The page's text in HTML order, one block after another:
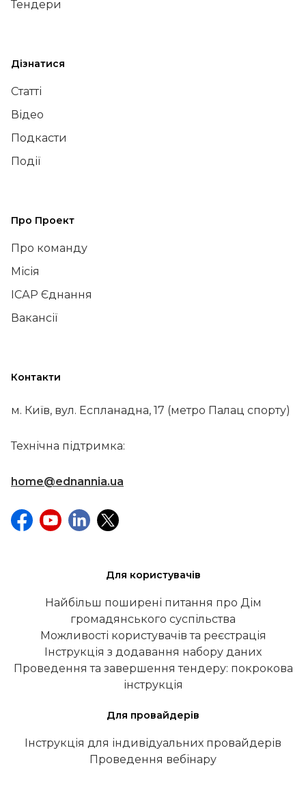
Тендери
Дізнатися
Статті
Відео
Подкасти
Події
Про Проект
Про команду
Місія
ІСАР Єднання
Вакансії
Контакти
м. Київ, вул. Еспланадна, 17 (метро Палац спорту)
Технічна підтримка:
home@ednannia.ua
Для користувачів
Найбільш поширені питання про Дім
громадянського суспільства
Можливості користувачів та реєстрація
Інструкція з додавання набору даних
Проведення та завершення тендеру: покрокова
інструкція
Для провайдерів
Інструкція для індивідуальних провайдерів
Проведення вебінару